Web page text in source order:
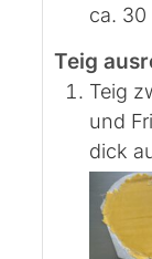
ca. 30
Teig
Teig
und
dick